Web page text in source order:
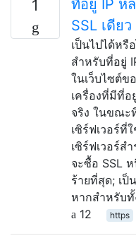
1
ที่อยู่ IP ห
SSL เดียว
เป็นไปได้หรื
สำหรับที่อยู่
ในเว็บไซต์ข
เครื่องที่มีที่อ
จริง ในขณะ
เซิร์ฟเวอร์ที่
เซิร์ฟเวอร์ส
จะซื้อ SSL
ร้ายที่สุด; เป็
หากสำหรับทั้
12
https